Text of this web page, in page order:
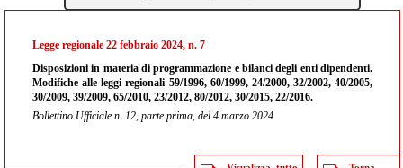
Legge regionale 22 febbraio 2024, n. 7
Disposizioni in materia di programmazione e bilanci degli enti dipendenti.
Modifiche alle leggi regionali 59/1996, 60/1999, 24/2000, 32/2002, 40/2005,
30/2009, 39/2009, 65/2010, 23/2012, 80/2012, 30/2015, 22/2016.
Bollettino Ufficiale n. 12, parte prima, del 4 marzo 2024